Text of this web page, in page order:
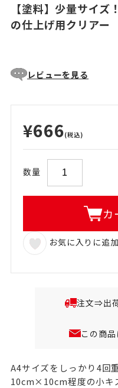
【塗料】少量サイ
の仕上げ用クリアー
レビューを見る
¥666(税込)
数量
カ
お気に入りに追加
注文⇒出
この商
A4サイズをしっかり4回
10cm×10cm程度の小キ